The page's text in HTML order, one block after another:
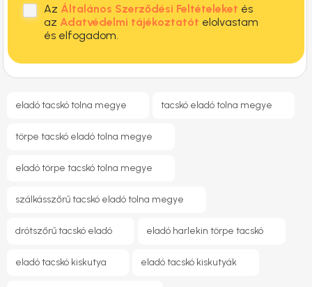
Az Általános Szerződési Feltételeket és
az Adatvédelmi tájékoztatót elolvastam
és elfogadom.
eladó tacskó tolna megye tacskó eladó tolna megye
törpe tacskó eladó tolna megye
eladó törpe tacskó tolna megye
szálkásszőrű tacskó eladó tolna megye
drótszőrű tacskó eladó eladó harlekin törpe tacskó
eladó tacskó kiskutya eladó tacskó kiskutyák